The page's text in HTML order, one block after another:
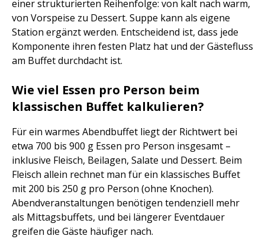
einer strukturierten Reihenfolge: von kalt nach warm,
von Vorspeise zu Dessert. Suppe kann als eigene
Station ergänzt werden. Entscheidend ist, dass jede
Komponente ihren festen Platz hat und der Gästefluss
am Buffet durchdacht ist.
Wie viel Essen pro Person beim
klassischen Buffet kalkulieren?
Für ein warmes Abendbuffet liegt der Richtwert bei
etwa 700 bis 900 g Essen pro Person insgesamt –
inklusive Fleisch, Beilagen, Salate und Dessert. Beim
Fleisch allein rechnet man für ein klassisches Buffet
mit 200 bis 250 g pro Person (ohne Knochen).
Abendveranstaltungen benötigen tendenziell mehr
als Mittagsbuffets, und bei längerer Eventdauer
greifen die Gäste häufiger nach.